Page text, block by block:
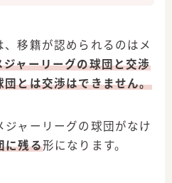
移籍が認められるのはメ
ジャーリーグの球団と交渉
団とは交渉はできません。
ャーリーグの球団がなけ
に残る形になります。